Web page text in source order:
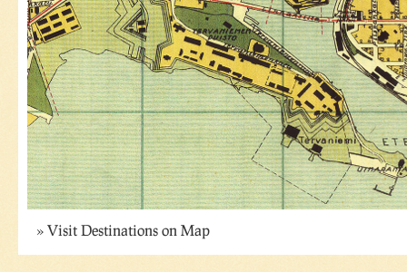
Visit Destinations on Map